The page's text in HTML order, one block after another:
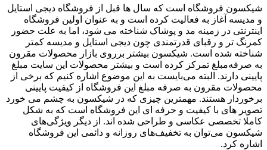
شیکسون فروشگاه است که سال ها قبل از فروشگاه دیجی استایل
و مدیسه آغاز به فعالیت کرده است و به عنوان اولین فروشگاه
اینترنتی در زمینه مد و پوشاک شناخته می شود، اما به علت حضور
کمرنگ تر و رقبای قدرتمندی چون دیجی استایل و مدیسه کمتر
شناخته شده است. شیکسون بیشتر برروی بازار محصولات مقرون
به صرفه‌مبلغ تمرکز کرده است و بیشتر محصولات این سایت مبلغ
پایینی دارند. البته می‌بایست به این موضوع اشاره کنیم که برخی از
محصولات مقرون به صرفه مبلغ این فروشگاه از کیفیت پایینی
برخوردار هستند. مهمترین چیزی که در شیکسون به چشم می خورد
تصویر های با کیفیت و حرفه ای این فروشگاه است که به شکل
کاملا تخصصی عکاسی و طراحی شده اند. از دیگر ویژگی‌های
شیکسون می‌توان به تخفیف‌های روزانه و دائمی این فروشگاه
اشاره کرد.